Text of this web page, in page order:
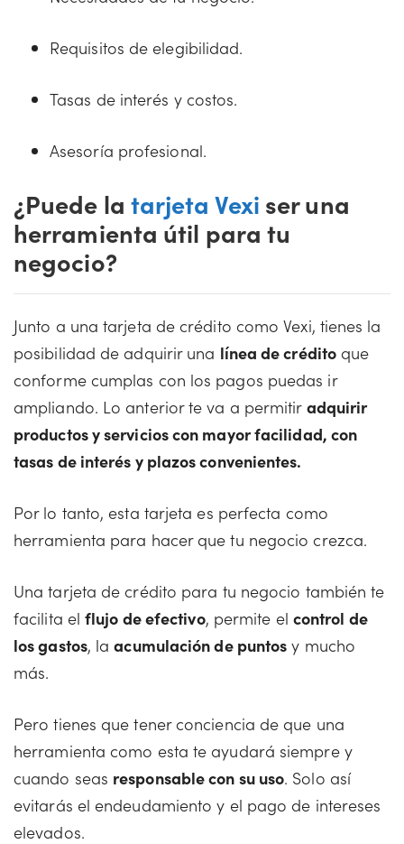
Requisitos de elegibilidad.
Tasas de interés y costos.
Asesoría profesional.
¿Puede la tarjeta Vexi ser una
herramienta útil para tu
negocio?
Junto a una tarjeta de crédito como Vexi, tienes la
posibilidad de adquirir una línea de créditoque
conforme cumplas con los pagos puedas ir
ampliando. Lo anterior te va a permitir adquirir
productos y servicios con mayor facilidad, con
tasas de interés y plazos convenientes.
Por lo tanto, esta tarjeta es perfecta como
herramienta para hacer que tu negocio crezca.
Una tarjeta de crédito para tu negocio también te
facilita elflujo de efectivo, permite el control de
los gastos, laacumulación de puntos y mucho
más.
Pero tienes que tener conciencia de que una
herramienta como esta te ayudará siempre y
cuando seas responsable con su uso. Solo así
evitarás el endeudamiento y el pago de intereses
elevados.